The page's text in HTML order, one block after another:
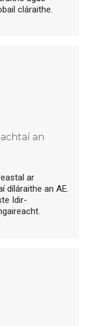
cláraithe.
an
ar
díláraithe an AE.
Idir-